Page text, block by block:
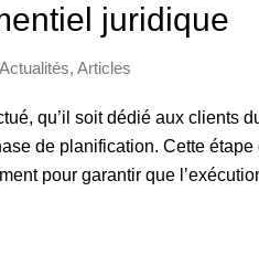
juridique
Actualités, Articles
qu’il soit dédié aux clients
de planification. Cette étape
pour garantir que